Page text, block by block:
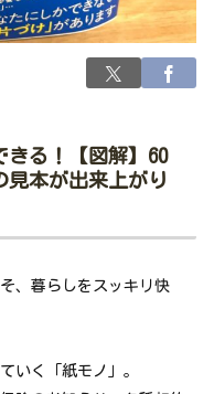
きる！【図解】60
見本が出来上がり
、暮らしをスッキリ快
いく「紙モノ」。